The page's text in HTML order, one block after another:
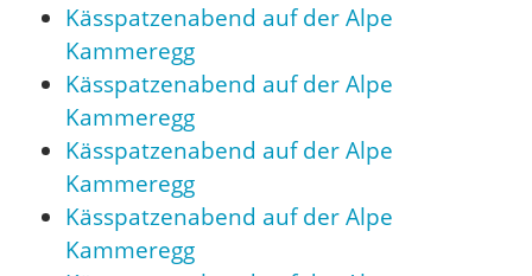
Kässpatzenabend auf der Alpe
Kammeregg
Kässpatzenabend auf der Alpe
Kammeregg
Kässpatzenabend auf der Alpe
Kammeregg
Kässpatzenabend auf der Alpe
Kammeregg